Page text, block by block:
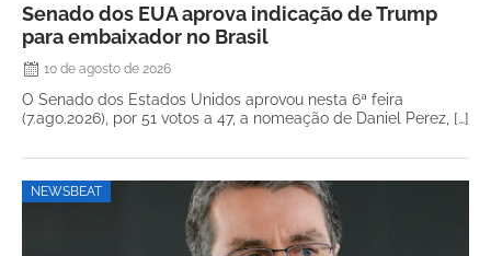
Senado dos EUA aprova indicação de Trump
para embaixador no Brasil
10 de agosto de 2026
O Senado dos Estados Unidos aprovou nesta 6ª feira
(7.ago.2026), por 51 votos a 47, a nomeação de Daniel Perez, […]
NEWSBEAT